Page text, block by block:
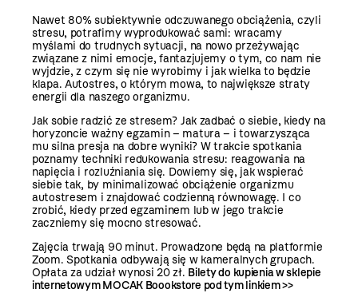
Nawet 80% subiektywnie odczuwanego obciążenia, czyli
stresu, potrafimy wyprodukować sami: wracamy
myślami do trudnych sytuacji, na nowo przeżywając
związane z nimi emocje, fantazjujemy o tym, co nam nie
wyjdzie, z czym się nie wyrobimy i jak wielka to będzie
klapa. Autostres, o którym mowa, to największe straty
energii dla naszego organizmu.
Jak sobie radzić ze stresem? Jak zadbać o siebie, kiedy na
horyzoncie ważny egzamin – matura – i towarzysząca
mu silna presja na dobre wyniki? W trakcie spotkania
poznamy techniki redukowania stresu: reagowania na
napięcia i rozluźniania się. Dowiemy się, jak wspierać
siebie tak, by minimalizować obciążenie organizmu
autostresem i znajdować codzienną równowagę. I co
zrobić, kiedy przed egzaminem lub w jego trakcie
zaczniemy się mocno stresować.
Zajęcia trwają 90 minut. Prowadzone będą na platformie
Zoom. Spotkania odbywają się w kameralnych grupach.
Opłata za udział wynosi 20 zł. Bilety do kupienia w sklepie
internetowym MOCAK Boookstore pod tym linkiem >>